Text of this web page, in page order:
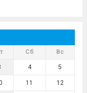
Сб Вс
4 5
11 12